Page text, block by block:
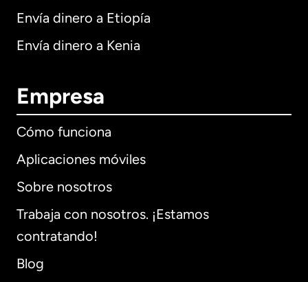
Envía dinero a Etiopía
Envía dinero a Kenia
Empresa
Cómo funciona
Aplicaciones móviles
Sobre nosotros
Trabaja con nosotros. ¡Estamos
contratando!
Blog